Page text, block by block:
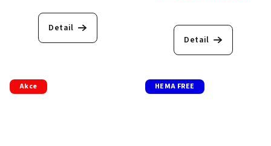
Detail
Detail
Akce HEMA FREE